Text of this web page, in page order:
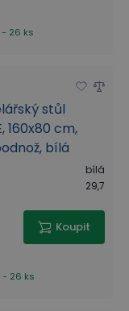
- 26 ks
stůl
160x80 cm,
bílá
bílá
29,7
Koupit
- 26 ks